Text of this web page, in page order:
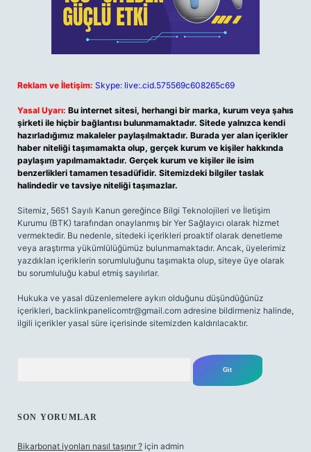
Reklam ve İletişim: Skype: live:.cid.575569c608265c69
Yasal Uyarı: Bu internet sitesi, herhangi bir marka, kurum veya şahıs
şirketi ile hiçbir bağlantısı bulunmamaktadır. Sitede yalnızca kendi
hazırladığımız makaleler paylaşılmaktadır. Burada yer alan içerikler
haber niteliği taşımamakta olup, gerçek kurum ve kişiler hakkında
paylaşım yapılmamaktadır. Gerçek kurum ve kişiler ile isim
benzerlikleri tamamen tesadüfidir. Sitemizdeki bilgiler taslak
halindedir ve tavsiye niteliği taşımazlar.
Sitemiz, 5651 Sayılı Kanun gereğince Bilgi Teknolojileri ve İletişim
Kurumu (BTK) tarafından onaylanmış bir Yer Sağlayıcı olarak hizmet
vermektedir. Bu nedenle, sitedeki içerikleri proaktif olarak denetleme
veya araştırma yükümlülüğümüz bulunmamaktadır. Ancak, üyelerimiz
yazdıkları içeriklerin sorumluluğunu taşımakta olup, siteye üye olarak
bu sorumluluğu kabul etmiş sayılırlar.
Hukuka ve yasal düzenlemelere aykırı olduğunu düşündüğünüz
içerikleri, backlinkpanelicomtr@gmail.com adresine bildirmeniz halinde,
ilgili içerikler yasal süre içerisinde sitemizden kaldırılacaktır.
SON YORUMLAR
Bikarbonat iyonları nasıl taşınır ? için admin